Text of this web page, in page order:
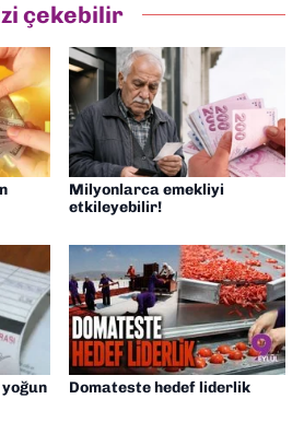
çekebilir
Milyonlarca emekliyi
etkileyebilir!
Domateste hedef liderlik